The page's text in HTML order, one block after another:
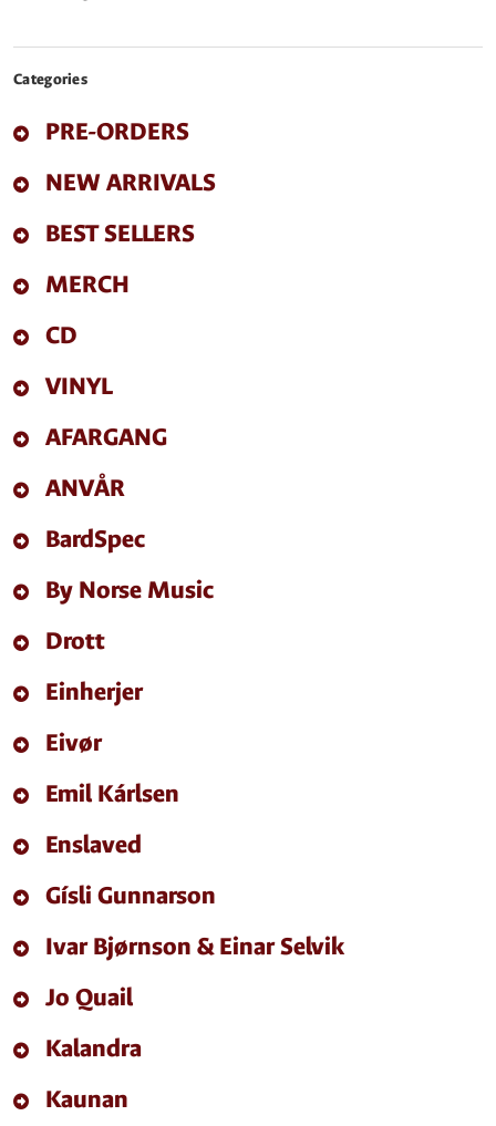
Categories
PRE-ORDERS
NEW ARRIVALS
BEST SELLERS
MERCH
CD
VINYL
AFARGANG
ANVÅR
BardSpec
By Norse Music
Drott
Einherjer
Eivør
Emil Kárlsen
Enslaved
Gísli Gunnarson
Ivar Bjørnson & Einar Selvik
Jo Quail
Kalandra
Kaunan